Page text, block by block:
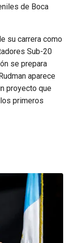
de Boca
su carrera como
Sub-20
se prepara
aparece
proyecto que
primeros